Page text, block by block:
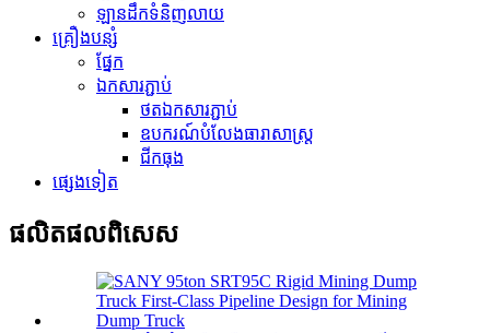
ឡានដឹកទំនិញលាយ
គ្រឿងបន្សំ
ផ្នែក
ឯកសារភ្ជាប់
ថតឯកសារភ្ជាប់
ឧបករណ៍បំលែងធារាសាស្ត្រ
ជីកធុង
ផ្សេងទៀត
ផលិតផល​ពិសេស